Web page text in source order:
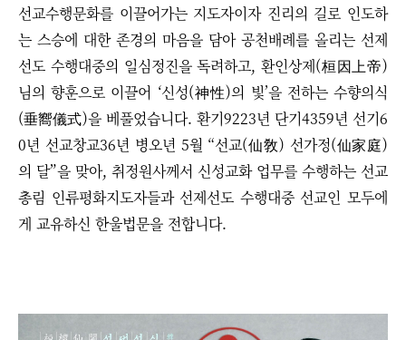
선교수행문화를 이끌어가는 지도자이자 진리의 길로 인도하
는 스승에 대한 존경의 마음을 담아 공천배례를 올리는 선제
선도 수행대중의 일심정진을 독려하고, 환인상제(桓因上帝)
님의 향훈으로 이끌어 ‘신성(神性)의 빛’을 전하는 수향의식
(垂嚮儀式)을 베풀었습니다. 환기9223년 단기4359년 선기6
0년 선교창교36년 병오년 5월 “선교(仙敎) 선가정(仙家庭)
의 달”을 맞아, 취정원사께서 신성교화 업무를 수행하는 선교
총림 인류평화지도자들과 선제선도 수행대중 선교인 모두에
게 교유하신 한울법문을 전합니다.